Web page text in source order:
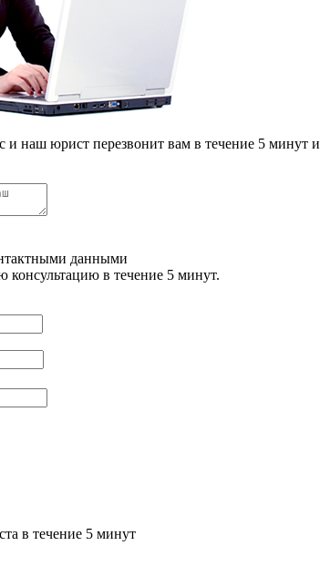
и наш юрист перезвонит вам в течение 5 минут и
данными
консультацию в течение 5 минут.
в течение 5 минут